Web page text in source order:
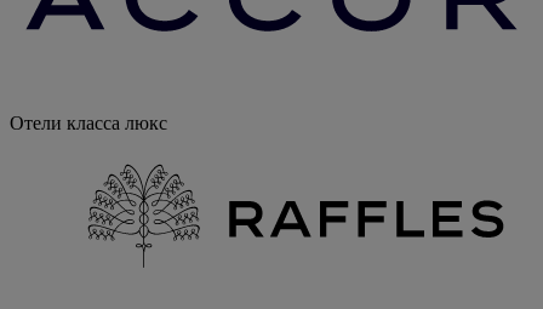
Отели класса люкс